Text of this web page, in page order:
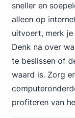
sneller en
alleen op
uitvoert, merk
Denk na over
te beslissen of
waard is. Zorg
profiteren van